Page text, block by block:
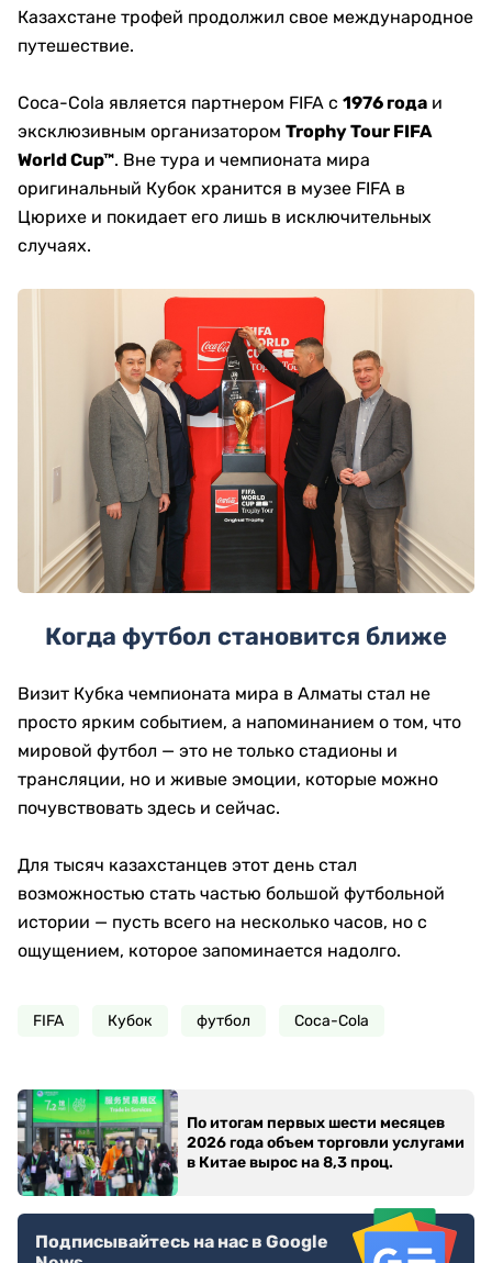
Казахстане трофей продолжил свое международное
путешествие.
Coca-Cola является партнером FIFA с 1976 года и
эксклюзивным организатором Trophy Tour FIFA
World Cup™. Вне тура и чемпионата мира
оригинальный Кубок хранится в музее FIFA в
Цюрихе и покидает его лишь в исключительных
случаях.
Когда футбол становится ближе
Визит Кубка чемпионата мира в Алматы стал не
просто ярким событием, а напоминанием о том, что
мировой футбол — это не только стадионы и
трансляции, но и живые эмоции, которые можно
почувствовать здесь и сейчас.
Для тысяч казахстанцев этот день стал
возможностью стать частью большой футбольной
истории — пусть всего на несколько часов, но с
ощущением, которое запоминается надолго.
FIFA Кубок футбол Coca-Cola
По итогам первых шести месяцев
2026 года объем торговли услугами
в Китае вырос на 8,3 проц.
Подписывайтесь на нас в Google